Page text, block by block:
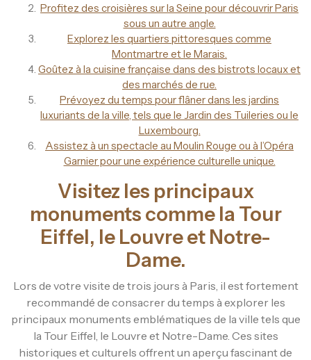
Profitez des croisières sur la Seine pour découvrir Paris
sous un autre angle.
Explorez les quartiers pittoresques comme
Montmartre et le Marais.
Goûtez à la cuisine française dans des bistrots locaux et
des marchés de rue.
Prévoyez du temps pour flâner dans les jardins
luxuriants de la ville, tels que le Jardin des Tuileries ou le
Luxembourg.
Assistez à un spectacle au Moulin Rouge ou à l’Opéra
Garnier pour une expérience culturelle unique.
Visitez les principaux
monuments comme la Tour
Eiffel, le Louvre et Notre-
Dame.
Lors de votre visite de trois jours à Paris, il est fortement
recommandé de consacrer du temps à explorer les
principaux monuments emblématiques de la ville tels que
la Tour Eiffel, le Louvre et Notre-Dame. Ces sites
historiques et culturels offrent un aperçu fascinant de